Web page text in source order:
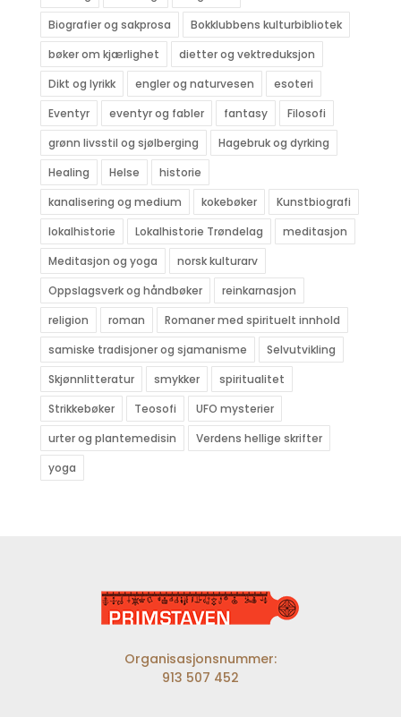
Biografier og sakprosa
Bokklubbens kulturbibliotek
bøker om kjærlighet
dietter og vektreduksjon
Dikt og lyrikk
engler og naturvesen
esoteri
Eventyr
eventyr og fabler fantasy
Filosofi
grønn livsstil og sjølberging
Hagebruk og dyrking
Healing
Helse
historie
kanalisering og medium
kokebøker
Kunstbiografi
lokalhistorie
Lokalhistorie Trøndelag
meditasjon
Meditasjon og yoga
norsk kulturarv
Oppslagsverk og håndbøker
reinkarnasjon
religion
roman
Romaner med spirituelt innhold
samiske tradisjoner og sjamanisme
Selvutvikling
Skjønnlitteratur
smykker
spiritualitet
Strikkebøker
Teosofi
UFO mysterier
urter og plantemedisin
Verdens hellige skrifter
yoga
Organisasjonsnummer:
913 507 452